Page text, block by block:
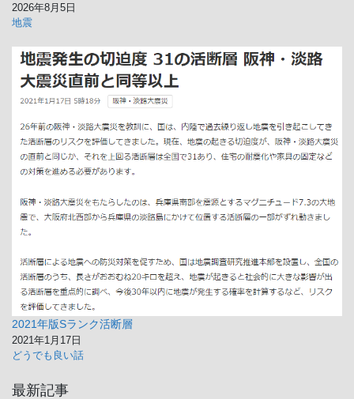
2026年8月5日
地震
2021年版Sランク活断層
2021年1月17日
どうでも良い話
最新記事